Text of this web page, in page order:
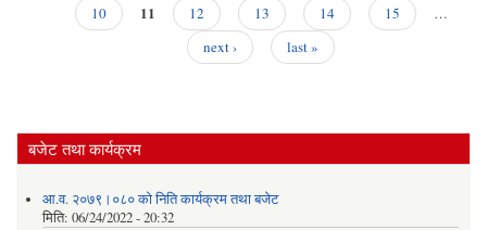
10
11 12 13 14 15
…
next ›
last »
बजेट तथा कार्यक्रम
आ.व. २०७९।०८० को निति कार्यक्रम तथा बजेट
मिति: 06/24/2022 - 20:32